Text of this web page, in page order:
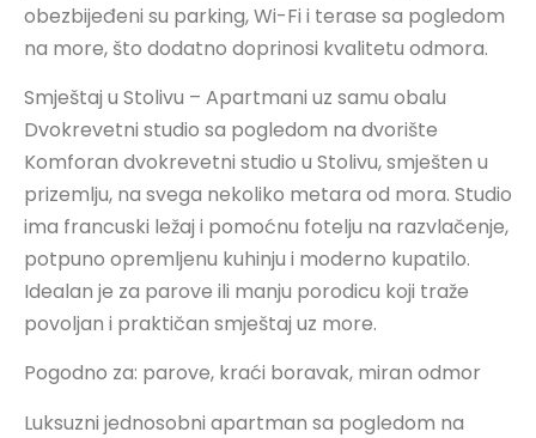
obezbijeđeni su parking, Wi-Fi i terase sa pogledom
na more, što dodatno doprinosi kvalitetu odmora.
Smještaj u Stolivu – Apartmani uz samu obalu
Dvokrevetni studio sa pogledom na dvorište
Komforan dvokrevetni studio u Stolivu, smješten u
prizemlju, na svega nekoliko metara od mora. Studio
ima francuski ležaj i pomoćnu fotelju na razvlačenje,
potpuno opremljenu kuhinju i moderno kupatilo.
Idealan je za parove ili manju porodicu koji traže
povoljan i praktičan smještaj uz more.
Pogodno za: parove, kraći boravak, miran odmor
Luksuzni jednosobni apartman sa pogledom na